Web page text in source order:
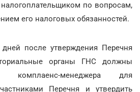
налогоплательщиком по вопросам,
его налоговых обязанностей.
после утверждения Перечня
органы ГНС должны
комплаенс-менеджера для
Перечня и утвердить